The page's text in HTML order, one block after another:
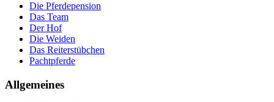
Die Pferdepension
Das Team
Der Hof
Die Weiden
Das Reiterstübchen
Pachtpferde
Allgemeines